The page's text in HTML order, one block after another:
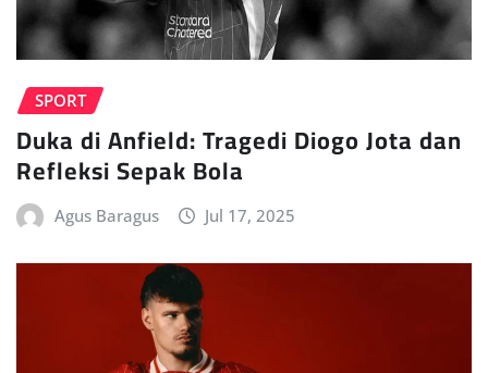
SPORT
Duka di Anfield: Tragedi Diogo Jota dan
Refleksi Sepak Bola
Agus Baragus Jul 17, 2025